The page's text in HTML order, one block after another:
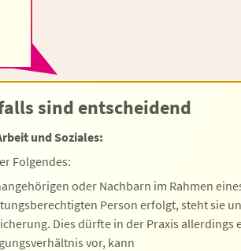
sind entscheidend
und Soziales:
Folgendes:
oder Nachbarn im Rahmen
Person erfolgt, steht sie
Dies dürfte in der Praxis allerdings
vor, kann